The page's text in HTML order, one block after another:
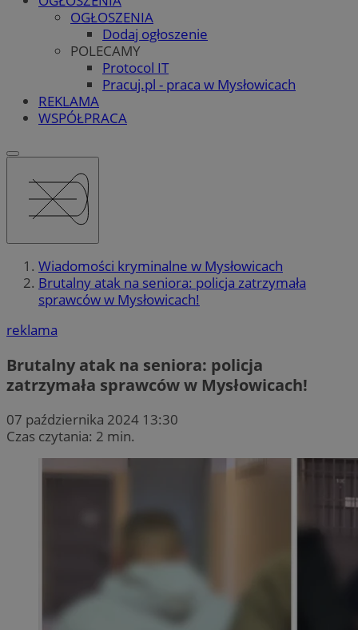
OGŁOSZENIA
Dodaj ogłoszenie
POLECAMY
Protocol IT
Pracuj.pl - praca w Mysłowicach
REKLAMA
WSPÓŁPRACA
Wiadomości kryminalne w Mysłowicach
Brutalny atak na seniora: policja zatrzymała
sprawców w Mysłowicach!
reklama
Brutalny atak na seniora: policja
zatrzymała sprawców w Mysłowicach!
07 października 2024 13:30
Czas czytania: 2 min.